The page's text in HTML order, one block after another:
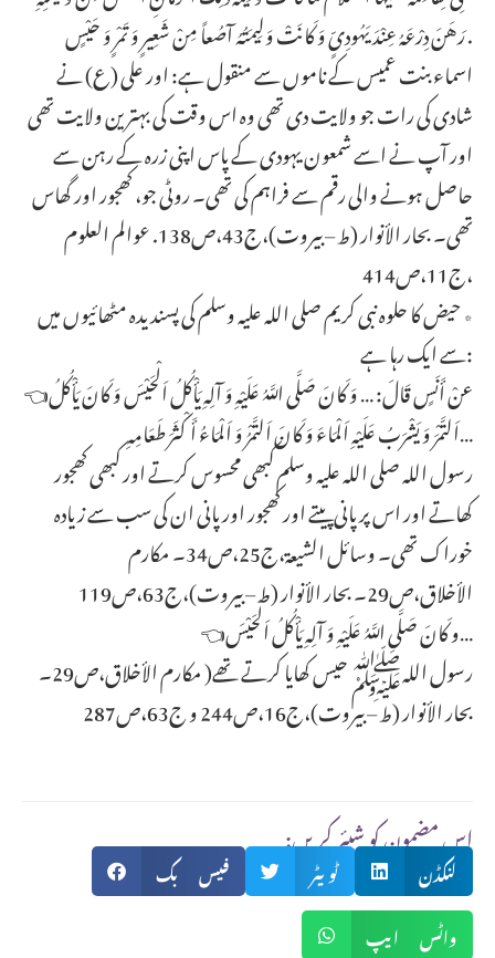
رَهَنَ دِرْعَهُ عِنْدَ یَهُودِیٍّ وَ کَانَتْ وَلِیمَتُهُ آصُعاً مِنْ شَعِیرٍ وَ تَمْرٍ وَ حَیْسٍ .
اسماء بنت عمیس کے ناموں سے منقول ہے: اور علی (ع) نے
شادی کی رات جو ولایت دی تھی وہ اس وقت کی بہترین ولایت تھی
اور آپ نے اسے شمعون یہودی کے پاس اپنی زرہ کے رہن سے
حاصل ہونے والی رقم سے فراہم کی تھی۔ روٹی جو، کھجور اور گھاس
تھی۔ بحار الأنوار (ط – بیروت)،ج43،ص138. عوالم العلوم
،ج11،ص414
٭ حیض کا حلوہ نبی کریم صلی اللہ علیہ وسلم کی پسندیدہ مٹھائیوں میں
سے ایک رہا ہے:
👈عنْ أَنَسٍ قَالَ: … وَ کَانَ صَلَّى اللَّهُ عَلَیْهِ وَ آلِهِ یَأْکُلُ اَلْحَیْسَ وَ کَانَ یَأْکُلُ
اَلتَّمْرَ وَ یَشْرَبُ عَلَیْهِ اَلْمَاءَ وَ کَانَ اَلتَّمْرُ وَ اَلْمَاءُ أَکْثَرَ طَعَامِهِ…
رسول اللہ صلی اللہ علیہ وسلم کبھی محسوس کرتے اور کبھی کھجور
کھاتے اور اس پر پانی پیتے اور کھجور اور پانی ان کی سب سے زیادہ
خوراک تھی۔ وسائل الشیعة،ج25،ص34۔ مکارم
الأخلاق،ص29۔ بحار الأنوار (ط – بیروت)،ج63،ص119
👈و کَانَ صَلَّى اللَّهُ عَلَیْهِ وَ آلِهِ یَأْکُلُ اَلْحَیْسَ…
رسول اللہﷺ حیس کھایا کرتے تھے( مکارم الأخلاق،ص29۔
بحار الأنوار (ط – بیروت)،ج16،ص244 و ج63،ص287
:اس مضمون کو شیئر کریں
فیس بک ٹویٹر
لنکڈن
واٹس ایپ